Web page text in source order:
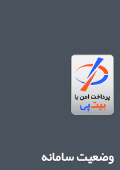
وضعیت سامانه